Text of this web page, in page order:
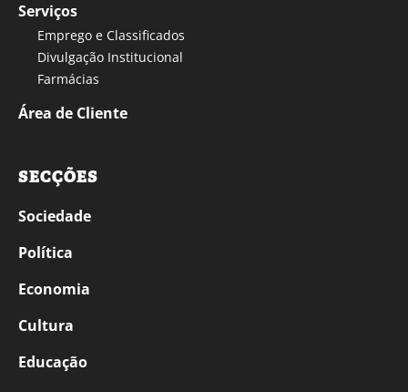
Serviços
Emprego e Classificados
Divulgação Institucional
Farmácias
Área de Cliente
SECÇÕES
Sociedade
Política
Economia
Cultura
Educação